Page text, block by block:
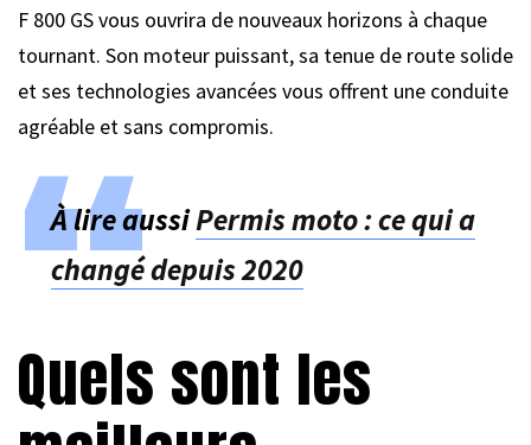
F 800 GS vous ouvrira de nouveaux horizons à chaque
tournant. Son moteur puissant, sa tenue de route solide
et ses technologies avancées vous offrent une conduite
agréable et sans compromis.
À lire aussiPermis moto : ce qui a
changé depuis 2020
Quels sont les